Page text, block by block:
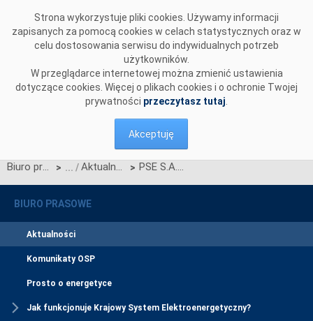
Strona wykorzystuje pliki cookies. Używamy informacji
zapisanych za pomocą cookies w celach statystycznych oraz w
celu dostosowania serwisu do indywidualnych potrzeb
użytkowników.
W przeglądarce internetowej można zmienić ustawienia
dotyczące cookies. Więcej o plikach cookies i o ochronie Twojej
prywatności przeczytasz tutaj
Akceptuję
Biuro prasowe > Aktualności > PSE S.A. uruchamiają rynek wtórny na rok 2021
BIURO PRASOWE
Aktualności
Komunikaty OSP
Prosto o energetyce
Jak funkcjonuje Krajowy System Elektroenergetyczny?